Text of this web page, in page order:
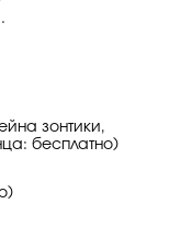
зонтики,
бесплатно)